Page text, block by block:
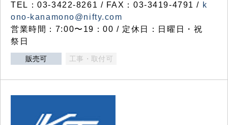
TEL：03-3422-8261 / FAX：03-3419-4791 / k
ono-kanamono@nifty.com
営業時間：7:00〜19：00 / 定休日：日曜日・祝
祭日
販売可 工事・取付可